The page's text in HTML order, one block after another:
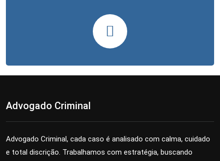
Advogado Criminal
Advogado Criminal, cada caso é analisado com calma, cuidado
e total discrição. Trabalhamos com estratégia, buscando